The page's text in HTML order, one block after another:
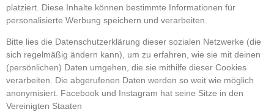
platziert. Diese Inhalte können bestimmte Informationen für
personalisierte Werbung speichern und verarbeiten.
Bitte lies die Datenschutzerklärung dieser sozialen Netzwerke (die
sich regelmäßig ändern kann), um zu erfahren, wie sie mit deinen
(persönlichen) Daten umgehen, die sie mithilfe dieser Cookies
verarbeiten. Die abgerufenen Daten werden so weit wie möglich
anonymisiert. Facebook und Instagram hat seine Sitze in den
Vereinigten Staaten